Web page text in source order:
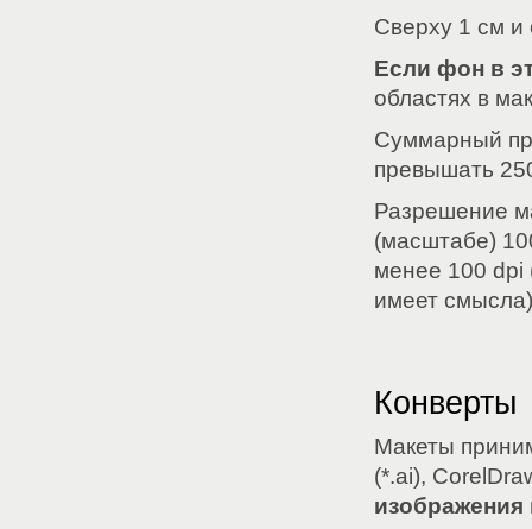
Сверху 1 см и
Если фон в
областях в
Суммарный
превышать
Разрешение
(масштабе)
менее 100 dpi
имеет
Конверты
Макеты
(*.ai),
изображения